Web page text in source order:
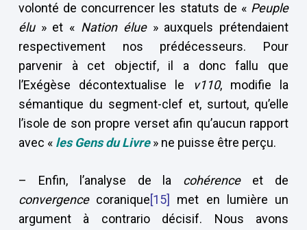
volonté de concurrencer les statuts de « Peuple
élu» et « Nation élue» auxquels prétendaient
respectivement nos prédécesseurs. Pour
parvenir à cet objectif, il a donc fallu que
l’Exégèse décontextualise le
v110, modifie la
sémantique du segment-clef et, surtout, qu’elle
l’isole de son propre verset afin qu’aucun rapport
avec « les Gens du Livre» ne puisse être perçu.
– Enfin, l’analyse de la cohérenceet de
convergencecoranique[15]
met en lumière un
argument à contrario décisif. Nous avons